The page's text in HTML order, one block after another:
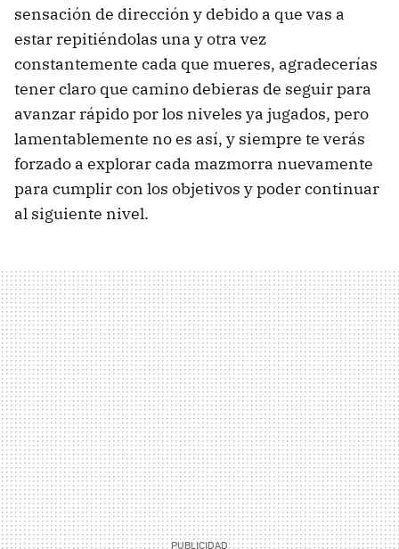
sensación de dirección y debido a que vas a
estar repitiéndolas una y otra vez
constantemente cada que mueres, agradecerías
tener claro que camino debieras de seguir para
avanzar rápido por los niveles ya jugados, pero
lamentablemente no es así, y siempre te verás
forzado a explorar cada mazmorra nuevamente
para cumplir con los objetivos y poder continuar
al siguiente nivel.